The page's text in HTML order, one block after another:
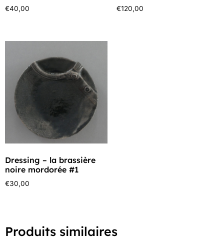
€40,00 €120,00
Dressing – la brassière
noire mordorée #1
€30,00
Produits similaires